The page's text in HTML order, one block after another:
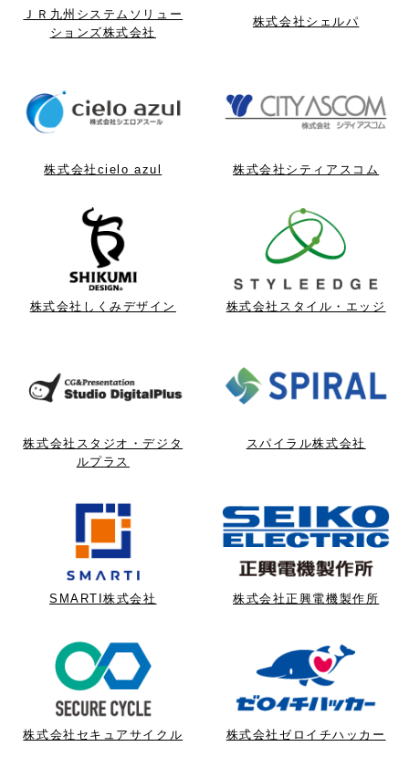
ＪＲ九州システムソリュー
ションズ株式会社
株式会社シェルパ
株式会社cielo azul 株式会社シティアスコム
株式会社しくみデザイン 株式会社スタイル・エッジ
株式会社スタジオ・デジタ
ルプラス
スパイラル株式会社
SMARTI株式会社 株式会社正興電機製作所
株式会社セキュアサイクル 株式会社ゼロイチハッカー